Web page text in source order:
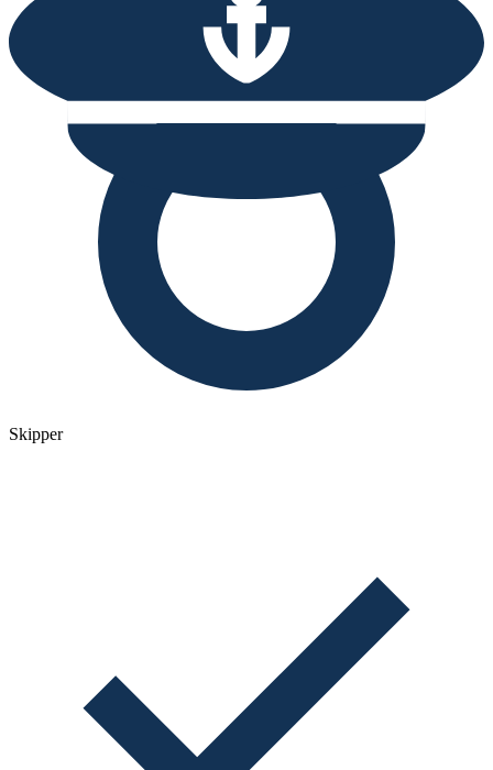
Skipper